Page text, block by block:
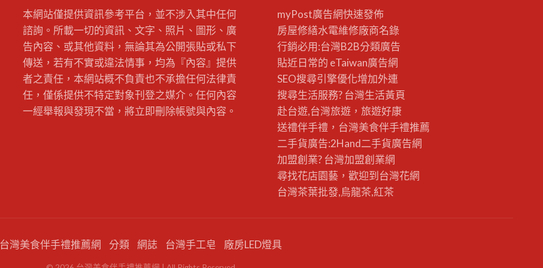
本網站僅提供資訊參考平台，並不涉入其中任何
諮詢。所載一切的資訊、文字、照片、圖形、廣
告內容、或其他資料，無論其為公開張貼或私下
傳送，若有不實或違法情事，均為『內容』提供
者之責任，本網站概不負責也不承擔任何法律責
任，僅係提供不特定對象刊登之媒介。任何內容
一經舉報與發現不當，將立即刪除帳號與內容。
myPost廣告網快速發佈
房屋修繕水電維修廠商名錄
行銷必用:台灣B2B分類廣告
貼近日常的 eTaiwan廣告網
SEO搜尋引擎優化增加外連
搜尋生活服務? 台灣生活黃頁
赴台遊,台灣旅遊 ，旅遊好康
送禮伴手禮，台灣美食伴手禮推薦
二手貨廣告:2Hand二手貨廣告網
加盟創業? 台灣加盟創業網
尋找花店園藝，歡迎到 台灣花網
台灣茶葉批發,烏龍茶,紅茶
台灣美食伴手禮推薦網 分類 網誌 台灣手工皂 廠房LED燈具